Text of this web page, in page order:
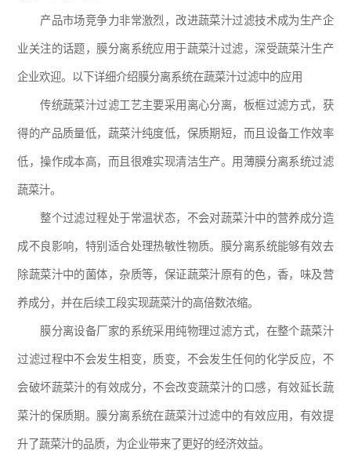
产品市场竞争力非常激烈，改进蔬菜汁过滤技术成为生产企
业关注的话题，膜分离系统应用于蔬菜汁过滤，深受蔬菜汁生产
企业欢迎。以下详细介绍膜分离系统在蔬菜汁过滤中的应用
传统蔬菜汁过滤工艺主要采用离心分离，板框过滤方式，获
得的产品质量低，蔬菜汁纯度低，保质期短，而且设备工作效率
低，操作成本高，而且很难实现清洁生产。用薄膜分离系统过滤
蔬菜汁。
整个过滤过程处于常温状态，不会对蔬菜汁中的营养成分造
成不良影响，特别适合处理热敏性物质。膜分离系统能够有效去
除蔬菜汁中的菌体，杂质等，保证蔬菜汁原有的色，香，味及营
养成分，并在后续工段实现蔬菜汁的高倍数浓缩。
膜分离设备厂家的系统采用纯物理过滤方式，在整个蔬菜汁
过滤过程中不会发生相变，质变，不会发生任何的化学反应，不
会破坏蔬菜汁的有效成分，不会改变蔬菜汁的口感，有效延长蔬
菜汁的保质期。膜分离系统在蔬菜汁过滤中的有效应用，有效提
升了蔬菜汁的品质，为企业带来了更好的经济效益。